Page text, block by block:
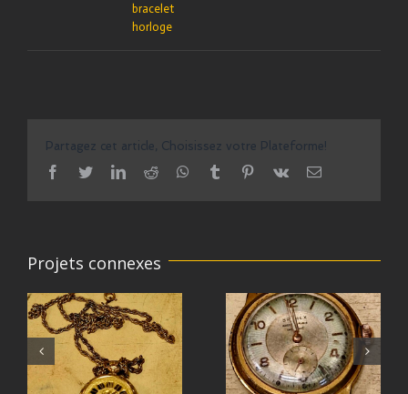
bracelet
horloge
Partagez cet article, Choisissez votre Plateforme!
facebook
twitterlinkedinreddit whatsapptumblr pinterest
vk Email
Projets connexes